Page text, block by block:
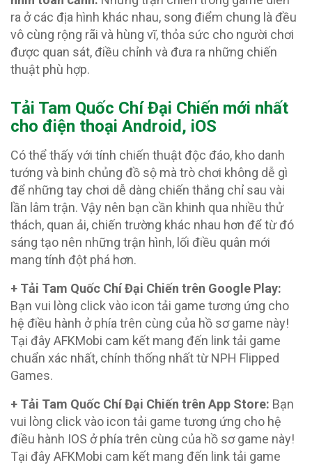
ra ở các địa hình khác nhau, song điểm chung là đều
vô cùng rộng rãi và hùng vĩ, thỏa sức cho người chơi
được quan sát, điều chỉnh và đưa ra những chiến
thuật phù hợp.
Tải Tam Quốc Chí Đại Chiến mới nhất
cho điện thoại Android, iOS
Có thể thấy với tính chiến thuật độc đáo, kho danh
tướng và binh chủng đồ sộ mà trò chơi không dễ gì
để những tay chơi dễ dàng chiến thắng chỉ sau vài
lần lâm trận. Vậy nên bạn cần khinh qua nhiều thử
thách, quan ải, chiến trường khác nhau hơn để từ đó
sáng tạo nên những trận hình, lối điều quân mới
mang tính đột phá hơn.
+ Tải Tam Quốc Chí Đại Chiến trên Google Play:
Bạn vui lòng click vào icon tải game tương ứng cho
hệ điều hành ở phía trên cùng của hồ sơ game này!
Tại đây AFKMobi cam kết mang đến link tải game
chuẩn xác nhất, chính thống nhất từ NPH Flipped
Games.
+ Tải Tam Quốc Chí Đại Chiến trên App Store: Bạn
vui lòng click vào icon tải game tương ứng cho hệ
điều hành IOS ở phía trên cùng của hồ sơ game này!
Tại đây AFKMobi cam kết mang đến link tải game